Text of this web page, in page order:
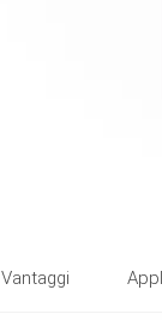
Vantaggi